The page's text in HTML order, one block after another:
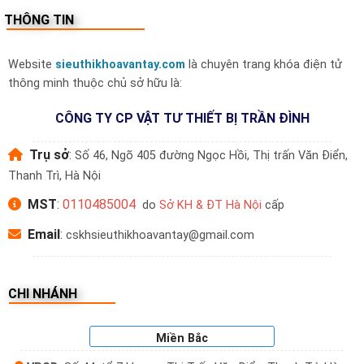
Công nghệ mã số ảo chống nhìn lén
Công nghệ mã số ảo trên khóa điện tử là một
THÔNG TIN
Website sieuthikhoavantay.com là chuyên trang khóa điện tử
thông minh thuộc chủ sở hữu là:
CÔNG TY CP VẬT TƯ THIẾT BỊ TRẦN ĐÌNH
Trụ sở: Số 46, Ngõ 405 đường Ngọc Hồi, Thị trấn Văn Điển,
Thanh Trì, Hà Nội
MST: 0110485004do Sở KH & ĐT Hà Nội cấp
Email: cskhsieuthikhoavantay@gmail.com
CHI NHÁNH
Miền Bắc